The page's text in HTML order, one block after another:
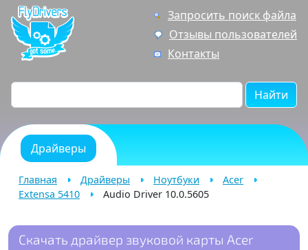
Запросить поиск файла
Отзывы пользователей
Контакты
Найти
Драйверы
Главная Драйверы Ноутбуки
Acer
Extensa 5410
Audio Driver 10.0.5605
Скачать драйвер звуковой карты Acer